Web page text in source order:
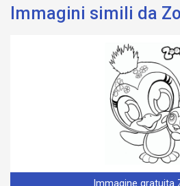
Immagini simili da
Immagine gratuita